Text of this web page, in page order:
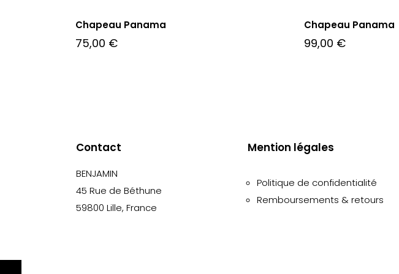
Chapeau Panama
75,00 €
Chapeau Panama
99,00 €
Contact
BENJAMIN
45 Rue de Béthune
59800 Lille, France
Mention légales
Politique de confidentialité
Remboursements & retours